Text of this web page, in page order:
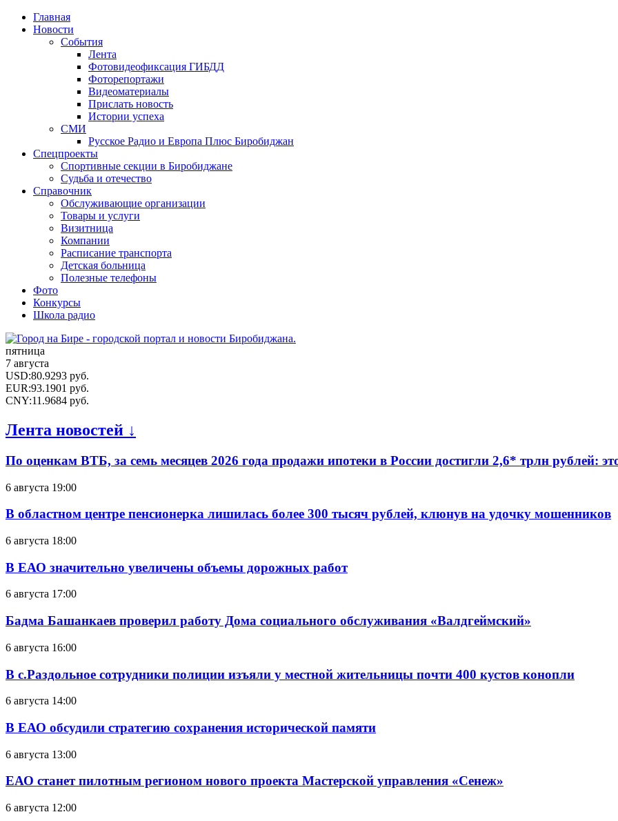
Главная
Новости
События
Лента
Фотовидеофиксация ГИБДД
Фоторепортажи
Видеоматериалы
Прислать новость
Истории успеха
СМИ
Русское Радио и Европа Плюс Биробиджан
Спецпроекты
Спортивные секции в Биробиджане
Судьба и отечество
Справочник
Обслуживающие организации
Товары и услуги
Визитница
Компании
Расписание транспорта
Детская больница
Полезные телефоны
Фото
Конкурсы
Школа радио
пятница
7 августа
USD:80.9293 руб.
EUR:93.1901 руб.
CNY:11.9684 руб.
Лента новостей ↓
По оценкам ВТБ, за семь месяцев 2026 года продажи ипотеки в России достигли 2,6* трлн рублей:
6 августа 19:00
В областном центре пенсионерка лишилась более 300 тысяч рублей, клюнув на удочку мошенников
6 августа 18:00
В ЕАО значительно увеличены объемы дорожных работ
6 августа 17:00
Бадма Башанкаев проверил работу Дома социального обслуживания «Валдгеймский»
6 августа 16:00
В с.Раздольное сотрудники полиции изъяли у местной жительницы почти 400 кустов конопли
6 августа 14:00
В ЕАО обсудили стратегию сохранения исторической памяти
6 августа 13:00
ЕАО станет пилотным регионом нового проекта Мастерской управления «Сенеж»
6 августа 12:00